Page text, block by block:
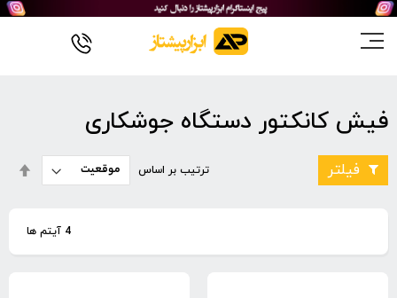
فیش کانکتور دستگاه جوشکاری
4 آیتم ها
ترتیب بر اساس فیلتر